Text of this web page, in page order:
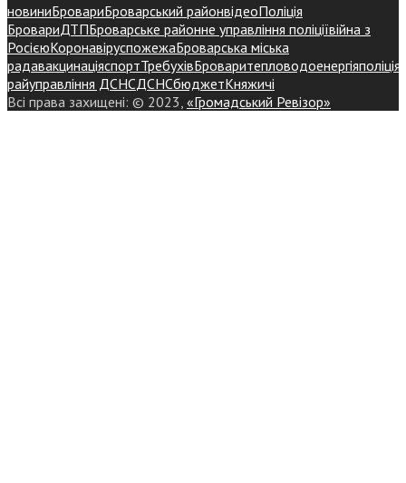
новиниБровариБроварський районвідеоПоліція
БровариДТПБроварське районне управління поліціївійна з
РосієюКоронавіруспожежаБроварська міська
радавакцинаціяспортТребухівБроваритепловодоенергіяполіція
райуправління ДСНСДСНСбюджетКняжичі
Всі права захищені: © 2023, «Громадський Ревізор»